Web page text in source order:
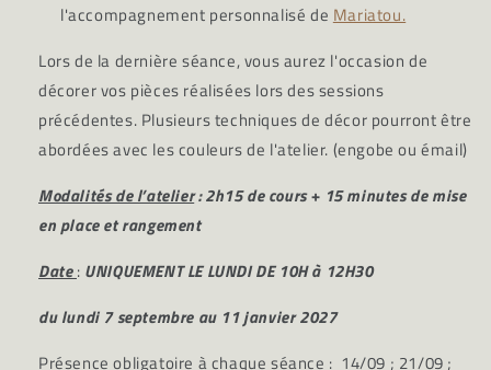
l'accompagnement personnalisé de Mariatou.
Lors de la dernière séance, vous aurez l'occasion de
décorer vos pièces réalisées lors des sessions
précédentes. Plusieurs techniques de décor pourront être
abordées avec les couleurs de l'atelier. (engobe ou émail)
Modalités de l’atelier: 2h15 de cours + 15 minutes de mise
en place et rangement
Date: UNIQUEMENT LE LUNDI DE 10H à 12H30
du lundi 7 septembre au 11 janvier 2027
Présence obligatoire à chaque séance : 14/09 ; 21/09 ;